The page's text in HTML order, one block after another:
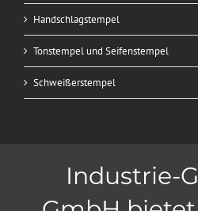
Handschlagstempel
Tonstempel und Seifenstempel
Schweißerstempel
Industrie-